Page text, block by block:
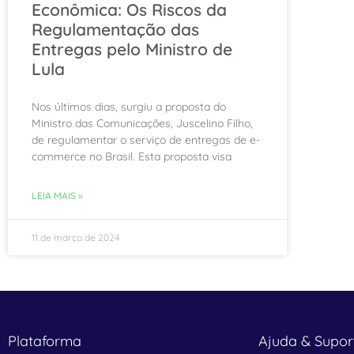
Econômica: Os Riscos da
Regulamentação das
Entregas pelo Ministro de
Lula
Nos últimos dias, surgiu a proposta do
Ministro das Comunicações, Juscelino Filho,
de regulamentar o serviço de entregas de e-
commerce no Brasil. Esta proposta visa
LEIA MAIS »
11 de março de 2024
Plataforma Ajuda &